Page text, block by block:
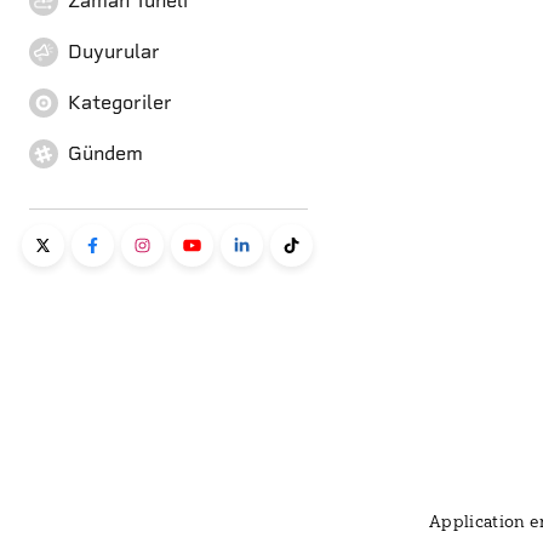
Duyurular
Kategoriler
Gündem
Application